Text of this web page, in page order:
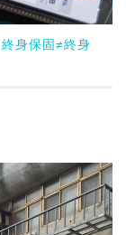
身保固≠終身